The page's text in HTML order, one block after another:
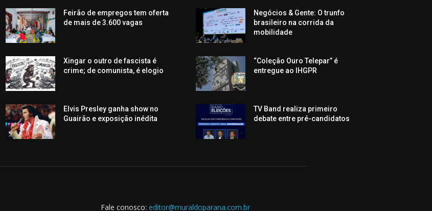
Feirão de empregos tem oferta
de mais de 3.600 vagas
Xingar o outro de fascista é
crime; de comunista, é elogio
Elvis Presley ganha show no
Guairão e exposição inédita
Negócios & Gente: O trunfo
brasileiro na corrida da
mobilidade
“Coleção Ouro Telepar” é
entregue ao IHGPR
TV Band realiza primeiro
debate entre pré-candidatos
Fale conosco: editor@muraldoparana.com.br